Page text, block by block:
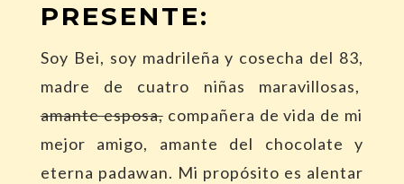
PRESENTE:
Soy Bei, soy madrileña y cosecha del 83,
madre de cuatro niñas maravillosas,
amante esposa,compañera de vida de mi
mejor amigo, amante del chocolate y
eterna padawan. Mi propósito es alentar